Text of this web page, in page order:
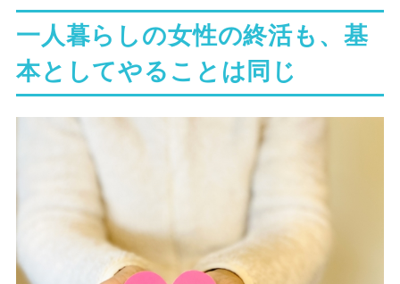
一人暮らしの女性の終活も、基
本としてやることは同じ